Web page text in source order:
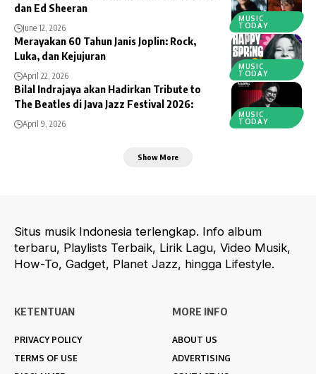
MUSIC
TODAY
dan Ed Sheeran
June 12, 2026
MUSIC
TODAY
Merayakan 60 Tahun Janis Joplin: Rock,
Luka, dan Kejujuran
April 22, 2026
MUSIC
TODAY
Bilal Indrajaya akan Hadirkan Tribute to
The Beatles di Java Jazz Festival 2026:
April 9, 2026
Show More
Situs musik Indonesia terlengkap. Info album
terbaru, Playlists Terbaik, Lirik Lagu, Video Musik,
How-To, Gadget, Planet Jazz, hingga Lifestyle.
KETENTUAN
PRIVACY POLICY
TERMS OF USE
MORE INFO
ABOUT US
ADVERTISING